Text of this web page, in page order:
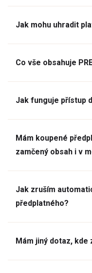
Jak mohu uhradit
Co vše obsahuje
Jak funguje přístup
Mám koupené
zamčený obsah i v
Jak zruším
předplatného?
Mám jiný dotaz,